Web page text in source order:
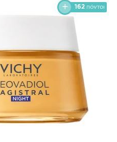
162 πόντοι